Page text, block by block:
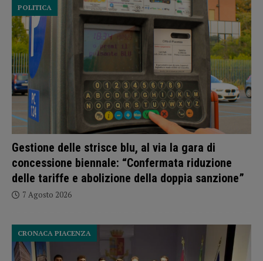
Gestione delle strisce blu, al via la gara di
concessione biennale: “Confermata riduzione
delle tariffe e abolizione della doppia sanzione”
POLITICA
7 Agosto 2026
CRONACA PIACENZA